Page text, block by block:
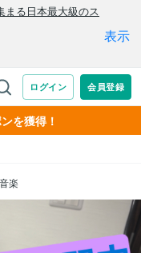
を獲得！
楽